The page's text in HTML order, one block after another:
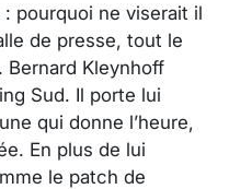
pourquoi ne viserait il
de presse, tout le
Kleynhoff
Sud. Il porte lui
qui donne l’heure,
En plus de lui
le patch de